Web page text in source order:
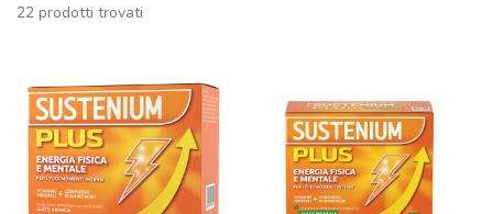
22 prodotti trovati